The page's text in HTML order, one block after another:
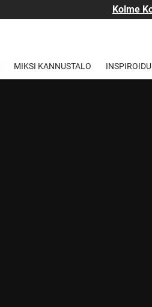
Kolme
MIKSI KANNUSTALO INSPIROIDU